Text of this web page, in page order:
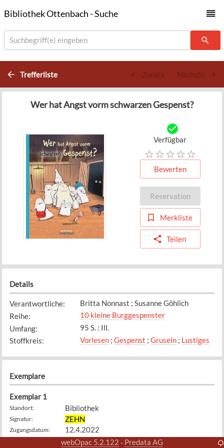
Bibliothek Ottenbach - Suche
Suchbegriff(e) eingeben
Trefferliste Zurück Nächste
Wer hat Angst vorm schwarzen Gespenst?
Verfügbar
Bewerten
Reservation
Merkliste
Teilen
Details
Verantwortliche:
Britta Nonnast ; Susanne Göhlich
Reihe:
10 kleine Burggespenster
Umfang:
95 S. : Ill.
Stoffkreis: Vorlesen; Gespenst ; Gruseln; Lustiges
Exemplare
Exemplar 1
Standort: Bibliothek
Signatur: ZEHN
Zugangsdatum: 12.4.2022
Verfügbar
webOpac 5.2.122 - Predata AG